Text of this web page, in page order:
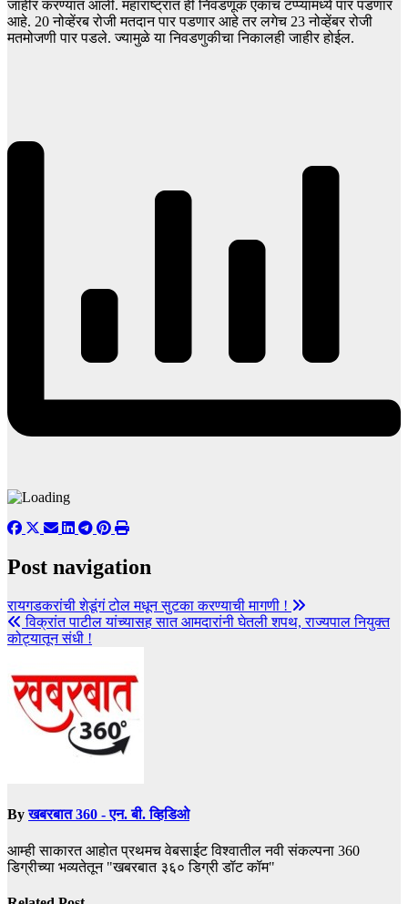
जाहीर करण्यात आली. महाराष्ट्रात ही निवडणूक एकाच टप्प्यांमध्ये पार पडणार
आहे. 20 नोव्हेंरब रोजी मतदान पार पडणार आहे तर लगेच 23 नोव्हेंबर रोजी
मतमोजणी पार पडले. ज्यामुळे या निवडणुकीचा निकालही जाहीर होईल.
Post navigation
रायगडकरांची शेडूंगं टोल मधून सुटका करण्याची मागणी !
विक्रांत पाटील यांच्यासह सात आमदारांनी घेतली शपथ, राज्यपाल नियुक्त
कोट्यातून संधी !
Byखबरबात 360 - एन. बी. व्हिडिओ
आम्ही साकारत आहोत प्रथमच वेबसाईट विश्वातील नवी संकल्पना 360
डिग्रीच्या भव्यतेतून "खबरबात ३६० डिग्री डॉट कॉम"